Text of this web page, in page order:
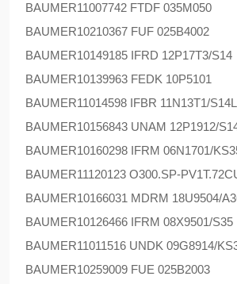
BAUMER11007742 FTDF 035M050
BAUMER10210367 FUF 025B4002
BAUMER10149185 IFRD 12P17T3/S14
BAUMER10139963 FEDK 10P5101
BAUMER11014598 IFBR 11N13T1/
BAUMER10156843 UNAM 12P1912/
BAUMER10160298 IFRM 06N1701/
BAUMER11120123 O300.SP-
BAUMER10166031 MDRM 18U9504/
BAUMER10126466 IFRM 08X9501/S35
BAUMER11011516 UNDK 09G8914/
BAUMER10259009 FUE 025B2003